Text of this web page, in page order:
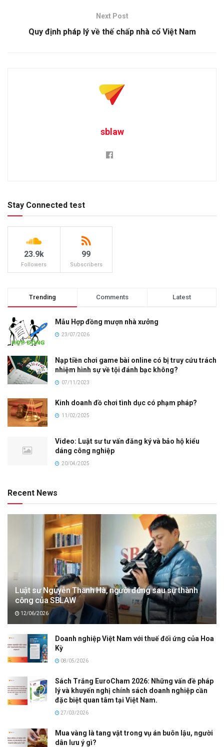
Next Post
Quy định pháp lý về thế chấp nhà cổ Việt Nam
sblaw
Stay Connected test
23.9k
Followers
99
Subscribers
Trending Comments Latest
Mẫu Hợp đồng mượn nhà xưởng
23/07/2026
Nạp tiền chơi game bài online có bị truy cứu trách
nhiệm hình sự về tội đánh bạc không?
07/11/2023
Kinh doanh đồ chơi tình dục có phạm pháp?
11/02/2025
Video: Luật sư tư vấn đăng ký và bảo hộ kiểu
dáng công nghiệp
20/04/2025
Recent News
Luật sư Nguyễn Thanh Hà, người đứng sau sự thành
công của SBLAW
12/06/2026
Doanh nghiệp Việt Nam với thuế đối ứng của Hoa
Kỳ
08/05/2026
Sách Trắng EuroCham 2026: Những vấn đề pháp
lý và khuyến nghị chính sách doanh nghiệp cần
đặc biệt quan tâm tại Việt Nam.
27/03/2026
Mua vàng là tang vật trong vụ án buôn lậu, người
dân lưu ý gì?